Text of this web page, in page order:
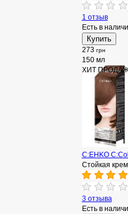
1 отзыв
Есть в
273 грн
150 мл
ХИТ
C:EHKO
Стойкая
3 отзыва
Есть в